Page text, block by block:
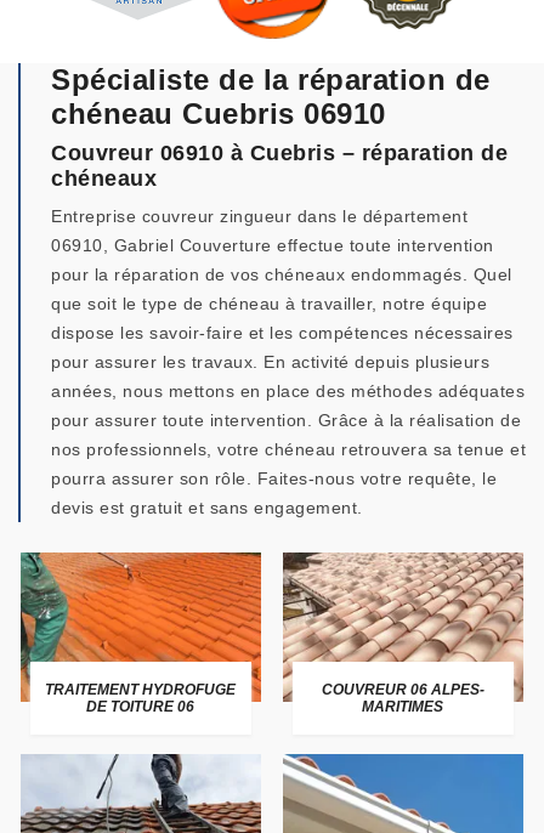
Spécialiste de la réparation de
chéneau Cuebris 06910
Couvreur 06910 à Cuebris – réparation de
chéneaux
Entreprise couvreur zingueur dans le département
06910, Gabriel Couverture effectue toute intervention
pour la réparation de vos chéneaux endommagés. Quel
que soit le type de chéneau à travailler, notre équipe
dispose les savoir-faire et les compétences nécessaires
pour assurer les travaux. En activité depuis plusieurs
années, nous mettons en place des méthodes adéquates
pour assurer toute intervention. Grâce à la réalisation de
nos professionnels, votre chéneau retrouvera sa tenue et
pourra assurer son rôle. Faites-nous votre requête, le
devis est gratuit et sans engagement.
TRAITEMENT HYDROFUGE
DE TOITURE 06
COUVREUR 06 ALPES-
MARITIMES